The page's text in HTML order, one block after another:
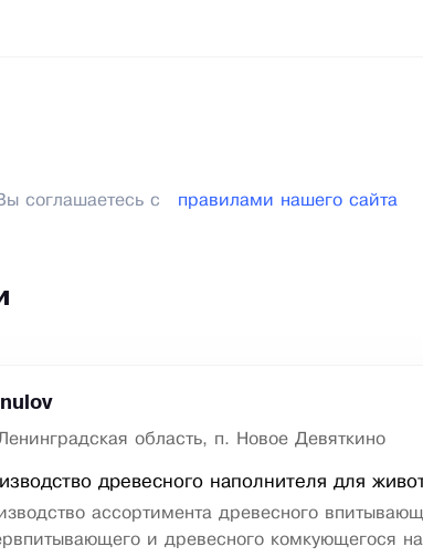
соглашаетесь с правилами нашего сайта
область, п. Новое Девяткино
древесного наполнителя для
ассортимента древесного
и древесного комкующегося